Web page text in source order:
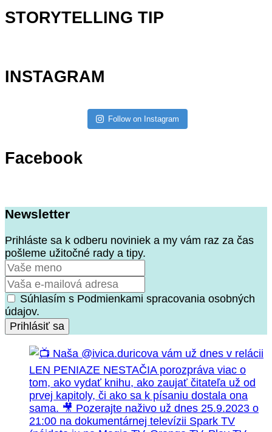
STORYTELLING TIP
INSTAGRAM
Follow on Instagram
Facebook
Newsletter
Prihláste sa k odberu noviniek a my vám raz za čas
pošleme užitočné rady a tipy.
Súhlasím s Podmienkami spracovania osobných
údajov.